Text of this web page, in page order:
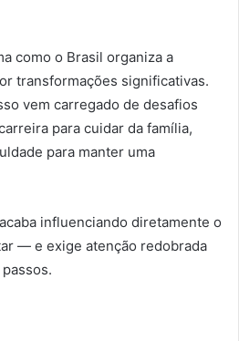
como o Brasil organiza a
transformações significativas.
vem carregado de desafios
para cuidar da família,
para manter uma
influenciando diretamente o
— e exige atenção redobrada